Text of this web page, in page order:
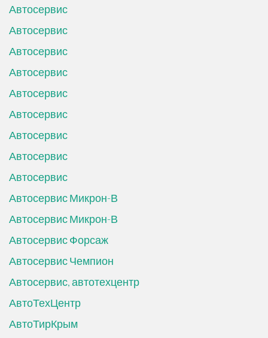
Автосервис
Автосервис
Автосервис
Автосервис
Автосервис
Автосервис
Автосервис
Автосервис
Автосервис
Автосервис Микрон-В
Автосервис Микрон-В
Автосервис Форсаж
Автосервис Чемпион
Автосервис, автотехцентр
АвтоТехЦентр
АвтоТирКрым